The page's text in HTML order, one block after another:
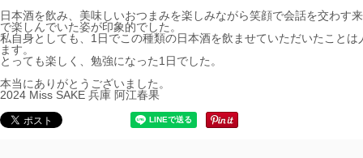
日本酒を飲み、美味しいおつまみを楽しみながら笑顔で会話を交わ
で楽しんでいた姿が印象的でした。
私自身としても、1日でこの種類の日本酒を飲ませていただいたこと
ます。
とっても楽しく、勉強になった1日でした。
本当にありがとうございました。
2024 Miss SAKE 兵庫 阿江春果